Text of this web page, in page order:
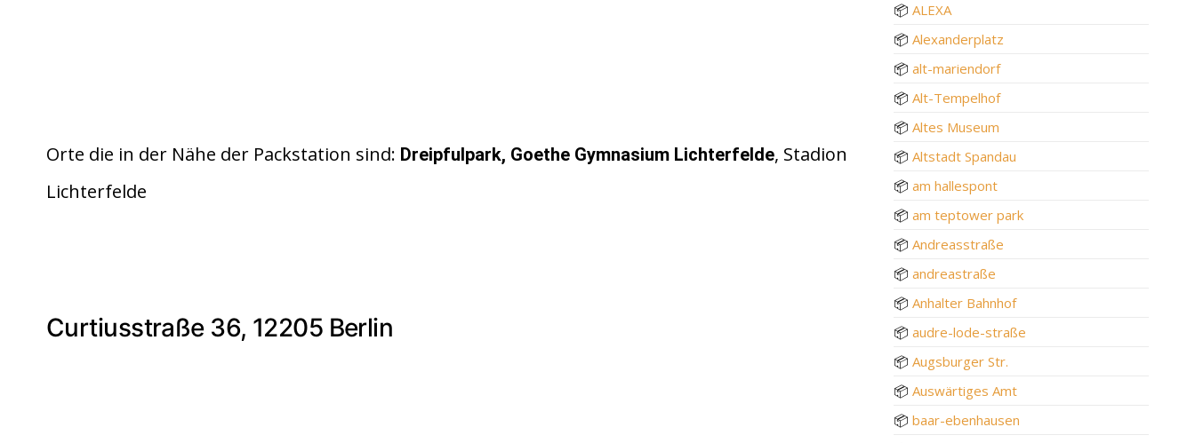
Orte die in der Nähe der Packstation sind: Dreipfulpark, Goethe Gymnasium Lichterfelde, Stadion
Lichterfelde
Curtiusstraße 36, 12205 Berlin
📦 ALEXA
📦 Alexanderplatz
📦 alt-mariendorf
📦 Alt-Tempelhof
📦 Altes Museum
📦 Altstadt Spandau
📦 am hallespont
📦 am teptower park
📦 Andreasstraße
📦 andreastraße
📦 Anhalter Bahnhof
📦 audre-lode-straße
📦 Augsburger Str.
📦 Auswärtiges Amt
📦 baar-ebenhausen